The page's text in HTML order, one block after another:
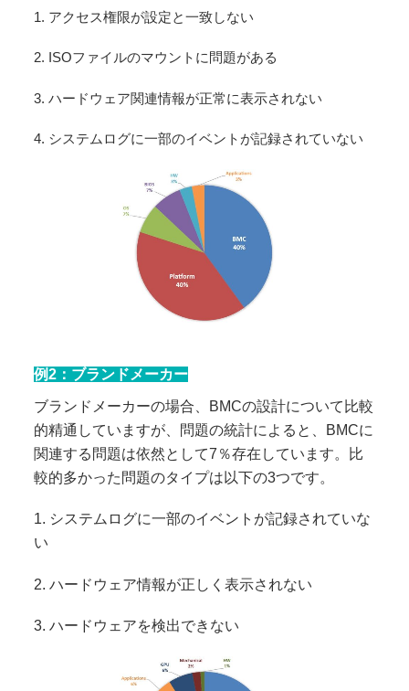
1. アクセス権限が設定と一致しない
2. ISOファイルのマウントに問題がある
3. ハードウェア関連情報が正常に表示されない
4. システムログに一部のイベントが記録されていない
例2：ブランドメーカー
ブランドメーカーの場合、BMCの設計について比較
的精通していますが、問題の統計によると、BMCに
関連する問題は依然として7％存在しています。比
較的多かった問題のタイプは以下の3つです。
1. システムログに一部のイベントが記録されていな
い
2. ハードウェア情報が正しく表示されない
3. ハードウェアを検出できない